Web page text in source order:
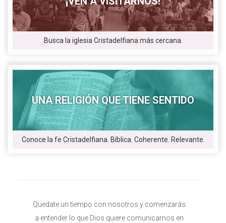
Busca la iglesia Cristadelfiana más cercana.
UNA RELIGIÓN QUE TIENE SENTIDO
Conoce la fe Cristadelfiana. Bíblica. Coherente. Relevante.
Quedate un tiempo con nosotros y comenzarás
a entender lo que Dios quiere comunicarnos en